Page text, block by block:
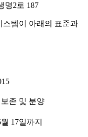
명2로 187
스템이 아래의 표준과
존 및 분양
17일까지